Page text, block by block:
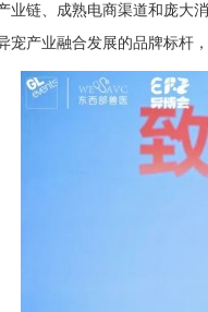
业链、成熟电商渠道和庞大
宠产业融合发展的品牌标杆